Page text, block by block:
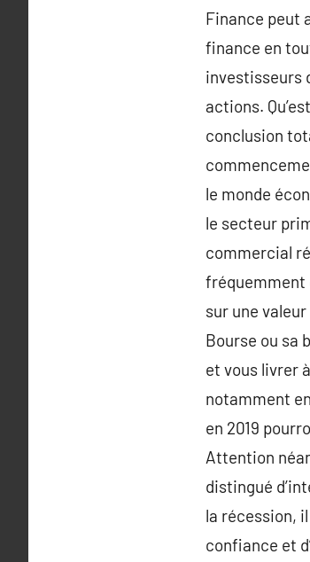
Finance peut
finance en
investisseurs
actions.
conclusion
le monde
le secteur
commercial
fréquemment
sur une
Bourse ou sa
et vous livrer
notamment
en 2019
Attention
distingué
la récession,
confiance et